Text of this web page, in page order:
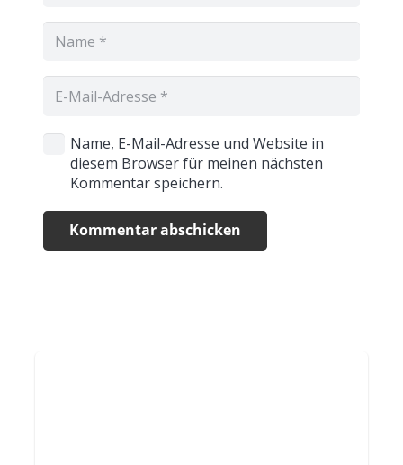
Name, E-Mail-Adresse und Website in
diesem Browser für meinen nächsten
Kommentar speichern.
Kommentar abschicken